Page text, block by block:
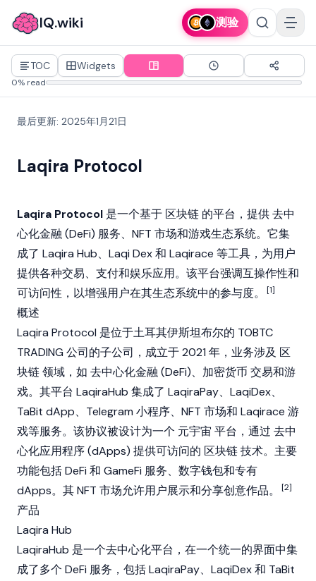
IQ.wiki 测验
TOC Widgets
0% read
最后更新: 2025年1月21日
Laqira Protocol
Laqira Protocol 是一个基于 区块链 的平台，提供去中
心化金融 (DeFi) 服务、 NFT 市场和游戏生态系统。它集
成了 Laqira Hub、Laqi Dex 和 Laqirace 等工具，为用户
提供各种交易、支付和娱乐应用。该平台强调互操作性和
可访问性，以增强用户在其生态系统中的参与度。
[1]
概述
Laqira Protocol 是位于土耳其伊斯坦布尔的 TOBTC
TRADING 公司的子公司，成立于 2021 年，业务涉及 区
块链领域，如 去中心化金融 (DeFi)、 加密货币 交易和游
戏。其平台 LaqiraHub 集成了 LaqiraPay、LaqiDex、
TaBit dApp、Telegram 小程序、 NFT 市场和 Laqirace 游
戏等服务。该协议被设计为一个 元宇宙 平台，通过 去中
心化应用程序 (dApps) 提供可访问的 区块链技术。主要
功能包括DeFi 和 GameFi 服务、数字钱包和专有
dApps。其NFT 市场允许用户展示和分享创意作品。 [2]
产品
Laqira Hub
LaqiraHub 是一个去中心化平台，在一个统一的界面中集
成了多个 DeFi 服务，包括 LaqiraPay、LaqiDex 和 TaBit